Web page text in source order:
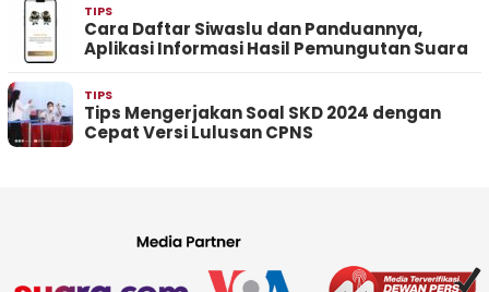
TIPS
Cara Daftar Siwaslu dan Panduannya,
Aplikasi Informasi Hasil Pemungutan Suara
TIPS
Tips Mengerjakan Soal SKD 2024 dengan
Cepat Versi Lulusan CPNS